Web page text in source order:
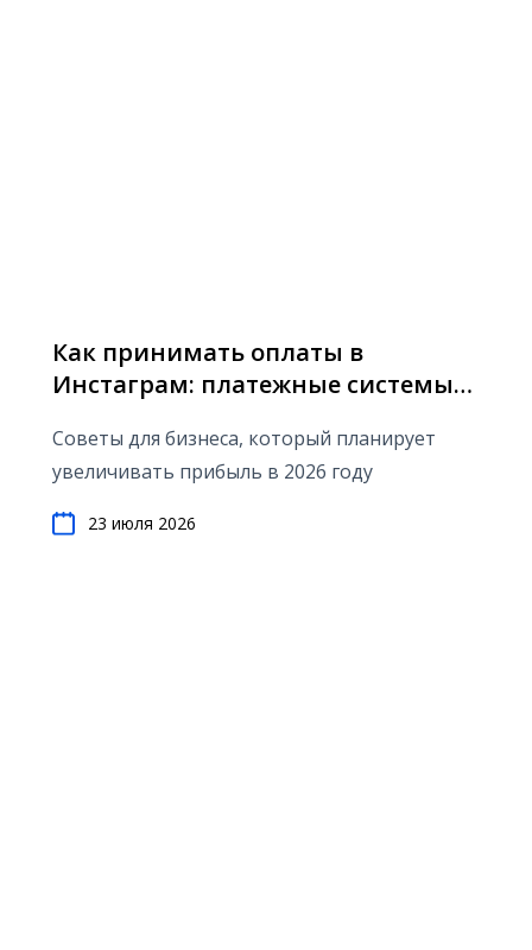
Как принимать оплаты в
Инстаграм: платежные системы
Советы для бизнеса, который планирует
увеличивать прибыль в 2026 году
23 июля 2026